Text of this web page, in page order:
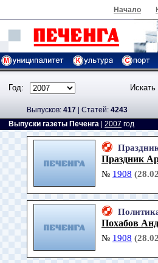
Начало
Год: Искать
Выпусков: 417 | Cтатей: 4243
Выпуски газеты Печенга
2007 год
Праздник
№ 1908
Похабов
№ 1908